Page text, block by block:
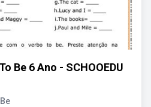
Be 6 Ano - SCHOOEDU